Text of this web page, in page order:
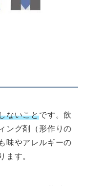
ないことです。飲
ング剤（形作りの
味やアレルギーの
ます。